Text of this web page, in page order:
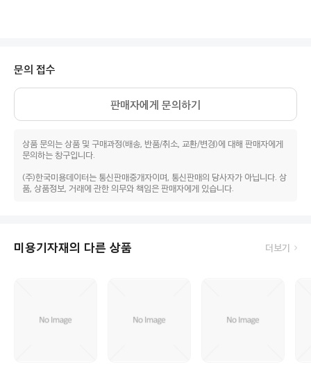
문의 접수
판매자에게 문의하기
상품 문의는 상품 및 구매과정(배송, 반품/취소, 교환/변경)에 대해 판매자에게
문의하는 창구입니다.
(주)한국미용데이터는 통신판매중개자이며, 통신판매의 당사자가 아닙니다. 상
품, 상품정보, 거래에 관한 의무와 책임은 판매자에게 있습니다.
미용기자재의 다른 상품 더보기